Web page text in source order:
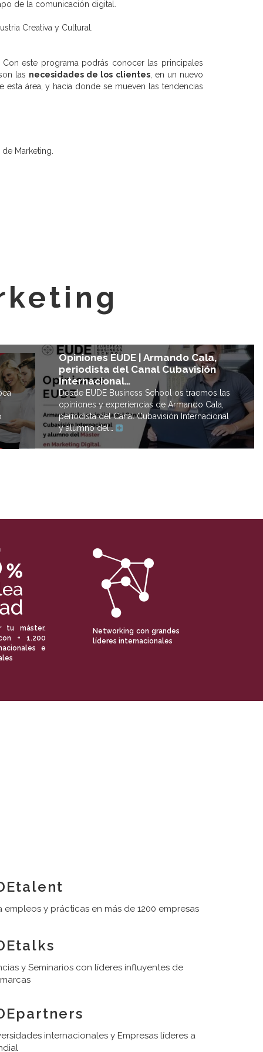
de la comunicación digital.
Creativa y Cultural.
Con este programa podrás conocer las principales
las necesidades de los clientes, en un nuevo
área, y hacia donde se mueven las tendencias
Marketing.
Opiniones EUDE | Armando Cala,
periodista del Canal Cubavisión
Internacional…
Desde EUDE Business School os traemos las
opiniones y experiencias de Armando Cala,
periodista del Canal Cubavisión Internacional
y alumno del…
tu máster.
+ 1.200
e
Networking con grandes
líderes internacionales
empleos y prácticas en más de 1200 empresas
y Seminarios con líderes influyentes de
internacionales y Empresas líderes a